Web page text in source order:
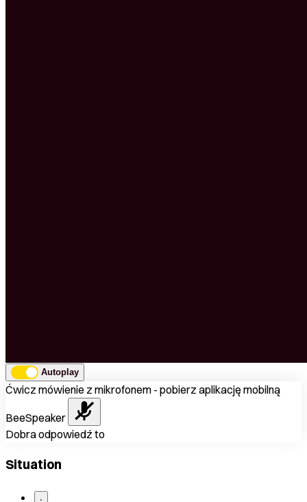
Autoplay
Ćwicz mówienie z mikrofonem - pobierz aplikację mobilną
BeeSpeaker
Dobra odpowiedź to
Situation